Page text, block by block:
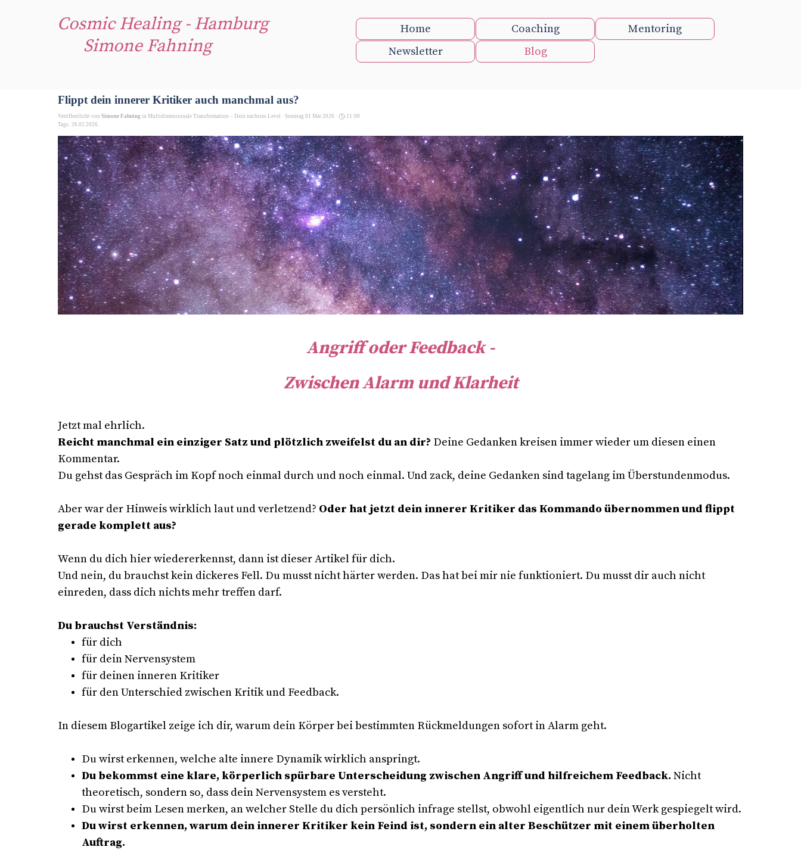
Menü überspringen
Home Coaching
Mentoring
Newsletter
Blog
Cosmic Healing - Hamburg
Simone Fahning
Flippt dein innerer Kritiker auch manchmal aus?
Veröffentlicht von Simone Fahning in Multidimensionale Transformation – Dein nächstes Level · Sonntag 01 Mär 2026 ·
11:00
Tags: 26.02.2026
Angriff oder Feedback -
Zwischen Alarm und Klarheit
Jetzt mal ehrlich.
Reicht manchmal ein einziger Satz und plötzlich zweifelst du an dir? Deine Gedankenkreisen immer wieder um diesen einen
Kommentar.
Du gehst das Gespräch im Kopf noch einmal durch und noch einmal. Und zack, deine Gedanken sind tagelang im Überstundenmodus.
Aber war der Hinweis wirklich laut und verletzend? Oder hat jetzt dein innerer Kritiker das Kommando übernommen und flippt
gerade komplett aus?
Wenn du dich hier wiedererkennst, dann ist dieser Artikel für dich.
Und nein, du brauchst kein dickeres Fell. Du musst nicht härter werden. Das hat bei mir nie funktioniert. Du musst dir auch nicht
einreden, dass dich nichts mehr treffen darf.
Du brauchst Verständnis:
für dich
für dein Nervensystem
für deinen inneren Kritiker
für den Unterschied zwischen Kritik und Feedback.
In diesem Blogartikel zeige ich dir, warum dein Körper bei bestimmten Rückmeldungen sofort in Alarm geht.
Du wirst erkennen, welche alte innere Dynamik wirklich anspringt.
Du bekommst eine klare, körperlich spürbare Unterscheidung zwischen Angriff und hilfreichem Feedback.Nicht
theoretisch, sondern so, dass dein Nervensystem es versteht.
Du wirst beim Lesen merken, an welcher Stelle du dich persönlich infrage stellst, obwohl eigentlich nur dein Werk gespiegelt wird.
Du wirst erkennen, warum dein innerer Kritiker kein Feind ist, sondern ein alter Beschützer mit einem überholten
Auftrag.